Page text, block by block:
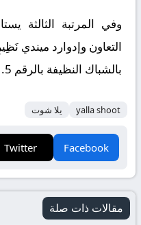
وفي المرتبة الثالثة
التعاون وإدوارد ميندي
بالشباك النظيفة بالرقم 5.
yalla shoot يلا شوت
Facebook
Twitter
مقالات ذات صلة